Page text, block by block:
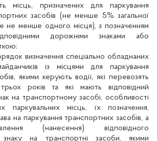
місць, призначених для паркування
засобів (не менше 5% загальної
не менше одного місця), з позначенням
дорожніми знаками або
визначення спеціально обладнаних
із місцями для паркування
якими керують водії, які перевозять
років та які мають відповідний
на транспортному засобі, особливості
паркувальних місць, їх позначення,
на паркування транспортних засобів, а
(нанесення) відповідного
знаку на транспортні засоби, якими